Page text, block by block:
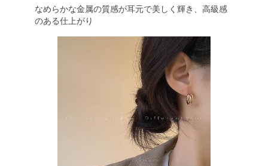
なめらかな金属の質感が耳元で美しく輝き、高級感
のある仕上がり